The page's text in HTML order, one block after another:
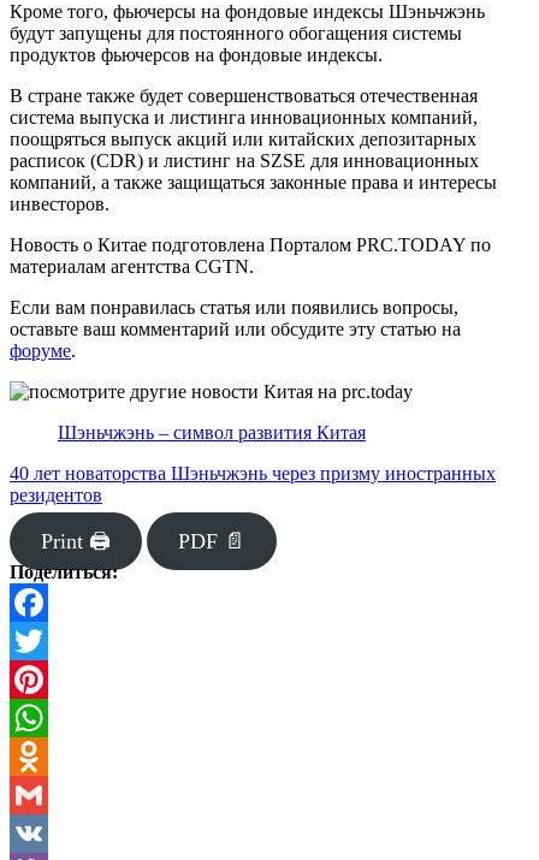
Кроме того, фьючерсы на фондовые индексы Шэньчжэнь
будут запущены для постоянного обогащения системы
продуктов фьючерсов на фондовые индексы.
В стране также будет совершенствоваться отечественная
система выпуска и листинга инновационных компаний,
поощряться выпуск акций или китайских депозитарных
расписок (CDR) и листинг на SZSE для инновационных
компаний, а также защищаться законные права и интересы
инвесторов.
Новость о Китае подготовлена Порталом PRC.TODAY по
материалам агентства CGTN.
Если вам понравилась статья или появились вопросы,
оставьте ваш комментарий или обсудите эту статью на
форуме.
Шэньчжэнь – символ развития Китая
40 лет новаторства Шэньчжэнь через призму иностранных
резидентов
Print 🖨 PDF 📄
Поделиться:
Facebook
Twitter
Pinterest
WhatsApp
Odnoklassniki
Gmail